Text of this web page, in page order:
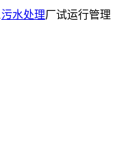
污水处理厂试运行管理